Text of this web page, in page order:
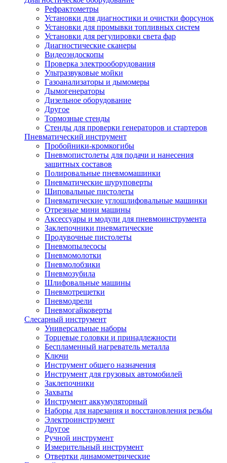
Рефрактометры
Установки для диагностики и очистки форсунок
Установки для промывки топливных систем
Установки для регулировки света фар
Диагностические сканеры
Видеоэндоскопы
Проверка электрооборудования
Ультразвуковые мойки
Газоанализаторы и дымомеры
Дымогенераторы
Дизельное оборудование
Другое
Тормозные стенды
Стенды для проверки генераторов и стартеров
Пневматический инструмент
Пробойники-кромкогибы
Пневмопистолеты для подачи и нанесения
защитных составов
Полировальные пневмомашинки
Пневматические шуруповерты
Шиповальные пистолеты
Пневматические углошлифовальные машинки
Отрезные мини машины
Аксессуары и модули для пневмоинструмента
Заклепочники пневматические
Продувочные пистолеты
Пневмопылесосы
Пневмомолотки
Пневмолобзики
Пневмозубила
Шлифовальные машины
Пневмотрещетки
Пневмодрели
Пневмогайковерты
Слесарный инструмент
Универсальные наборы
Торцевые головки и принадлежности
Беспламенный нагреватель металла
Ключи
Инструмент общего назначения
Инструмент для грузовых автомобилей
Заклепочники
Захваты
Инструмент аккумуляторный
Наборы для нарезания и восстановления резьбы
Электроинструмент
Другое
Ручной инструмент
Измерительный инструмент
Отвертки динамометрические